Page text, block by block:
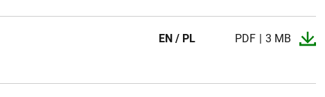
EN / PL PDF 3 MB